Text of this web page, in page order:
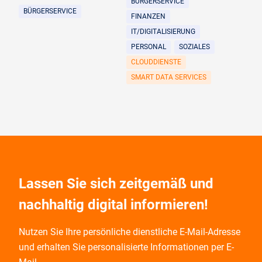
BÜRGERSERVICE
FINANZEN
IT/DIGITALISIERUNG
PERSONAL
SOZIALES
CLOUDDIENSTE
SMART DATA SERVICES
Lassen Sie sich zeitgemäß und
nachhaltig digital informieren!
Nutzen Sie Ihre persönliche dienstliche E-Mail-Adresse
und erhalten Sie personalisierte Informationen per E-